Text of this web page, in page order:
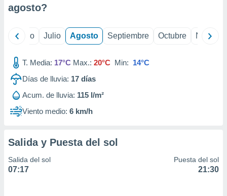
agosto?
Junio Julio Agosto Septiembre Octubre
T. Media: 17°C Max.: 20°C Min: 14°C
Días de lluvia: 17 días
Acum. de lluvia: 115 l/m²
Viento medio: 6 km/h
Salida y Puesta del sol
Salida del sol
07:17
Puesta del sol
21:30